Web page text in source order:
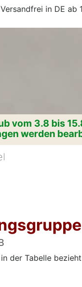
in DE ab
vom 3.8 bis
werden
der Tabelle